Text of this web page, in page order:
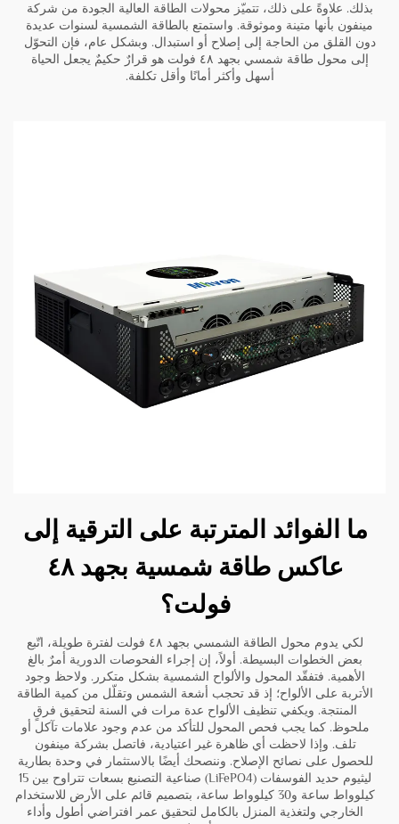
بذلك. علاوةً على ذلك، تتميّز محولات الطاقة العالية الجودة من شركة
مينفون بأنها متينة وموثوقة. واستمتع بالطاقة الشمسية لسنوات عديدة
دون القلق من الحاجة إلى إصلاح أو استبدال. وبشكل عام، فإن التحوّل
إلى محول طاقة شمسي بجهد ٤٨ فولت هو قرارٌ حكيمٌ يجعل الحياة
أسهل وأكثر أمانًا وأقل تكلفة.
ما الفوائد المترتبة على الترقية إلى
عاكس طاقة شمسية بجهد ٤٨
فولت؟
لكي يدوم محول الطاقة الشمسي بجهد ٤٨ فولت لفترة طويلة، اتّبع
بعض الخطوات البسيطة. أولاً، إن إجراء الفحوصات الدورية أمرٌ بالغ
الأهمية. فتفقّد المحول والألواح الشمسية بشكل متكرر. ولاحظ وجود
الأتربة على الألواح؛ إذ قد تحجب أشعة الشمس وتقلّل من كمية الطاقة
المنتجة. ويكفي تنظيف الألواح عدة مرات في السنة لتحقيق فرقٍ
ملحوظ. كما يجب فحص المحول للتأكد من عدم وجود علامات تآكل أو
تلف. وإذا لاحظت أي ظاهرة غير اعتيادية، فاتصل بشركة مينفون
للحصول على نصائح الإصلاح. وننصحك أيضًا بالاستثمار في وحدة بطارية
ليثيوم حديد الفوسفات (LiFePO4) صناعية التصنيع بسعات تتراوح بين 15
كيلوواط ساعة و30 كيلوواط ساعة، بتصميم قائم على الأرض للاستخدام
الخارجي ولتغذية المنزل بالكامل لتحقيق عمر افتراضي أطول وأداء